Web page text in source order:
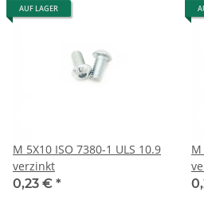
AUF LAGER
M 5X10 ISO 7380-1 ULS 10.9
verzinkt
0,23 € *
M